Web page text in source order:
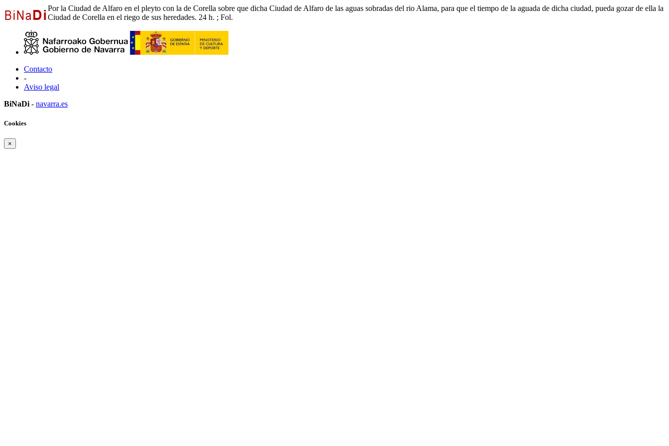
Por la Ciudad de Alfaro en el pleyto con la de Corella sobre que dicha Ciudad de Alfaro de las aguas sobradas del rio Alama, para que el tiempo de la aguada de dicha ciudad, pueda gozar de ella la
Ciudad de Corella en el riego de sus heredades. 24 h. ; Fol.
Contacto
-
Aviso legal
BiNaDi - navarra.es
Cookies
×